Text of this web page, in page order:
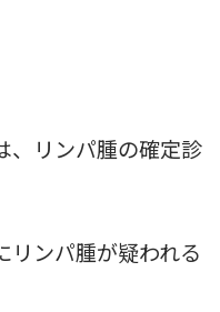
、リンパ腫の確定診
リンパ腫が疑われる